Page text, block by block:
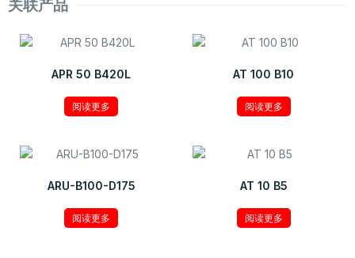
关联产品
APR 50 B420L
阅读更多
AT 100 B10
阅读更多
ARU-B100-D175
阅读更多
AT 10 B5
阅读更多